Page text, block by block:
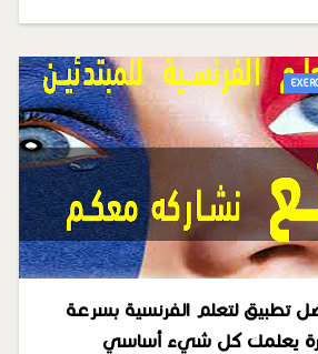
تطبيق لتعلم الفرنسية بسرعة
يعلمك كل شيء أساسي